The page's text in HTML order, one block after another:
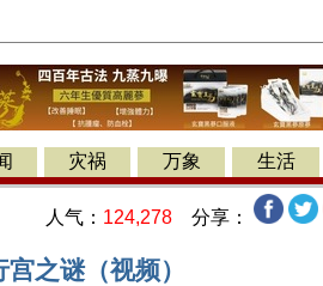
灾祸 万象 生活
人气： 124,278 分享：
之谜（视频）